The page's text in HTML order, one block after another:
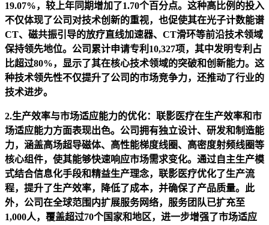
19.07%，较上年同期增加了1.70个百分点。这种高比例的投入
不仅体现了公司对技术创新的重视，也促使其在光子计数能谱
CT、磁共振引导的放疗直线加速器、CT滑环等前沿技术领域
保持领先地位。公司累计申请专利10,327项，其中发明专利占
比超过80%，显示了其在核心技术领域的突破和创新能力。这
种技术领先性不仅提升了公司的市场竞争力，还推动了行业的
技术进步。
2.生产效率与市场适应能力的优化：联影医疗在生产效率和市
场适应能力方面表现出色。公司拥有独立设计、研发和制造能
力，涵盖高场超导磁体、高性能梯度线圈、高密度射频线圈等
核心组件，使其能够快速响应市场需求变化。通过自主生产模
式结合信息化手段和精益生产理念，联影医疗优化了生产流
程，提升了生产效率，降低了成本，并确保了产品质量。此
外，公司在全球范围内扩展服务网络，服务团队已扩充至
1,000人，覆盖超过70个国家和地区，进一步增强了市场适应